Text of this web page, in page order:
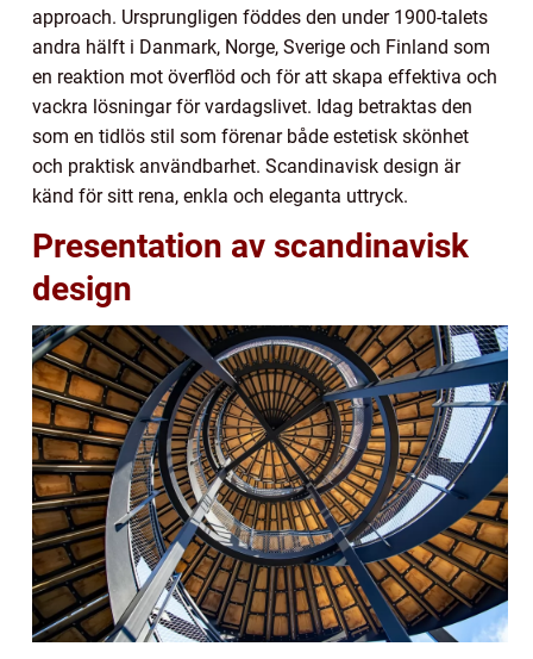
approach. Ursprungligen föddes den under 1900-talets
andra hälft i Danmark, Norge, Sverige och Finland som
en reaktion mot överflöd och för att skapa effektiva och
vackra lösningar för vardagslivet. Idag betraktas den
som en tidlös stil som förenar både estetisk skönhet
och praktisk användbarhet. Scandinavisk design är
känd för sitt rena, enkla och eleganta uttryck.
Presentation av scandinavisk
design